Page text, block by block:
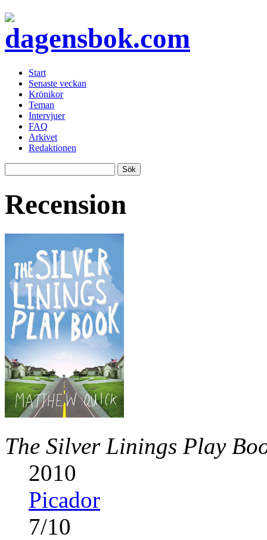
Start
Senaste veckan
Krönikor
Teman
Intervjuer
FAQ
Arkivet
Redaktionen
Recension
The Silver Linings Play
2010
Picador
7/10